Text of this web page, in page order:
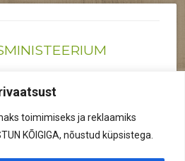
toimimiseks ja reklaamiks
KÕIGIGA, nõustud küpsistega.
nr: 12041719